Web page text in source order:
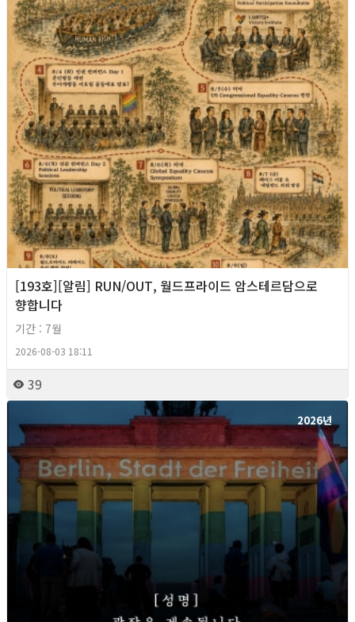
[193호][알림] RUN/OUT, 월드프라이드 암스테르담으로
향합니다
기간 : 7월
2026-08-03 18:11
39
2026년